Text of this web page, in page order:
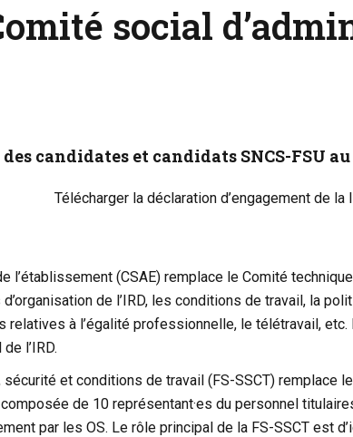
social
candidates et candidats SNCS-FSU au
Télécharger la déclaration d’engagement de
l’établissement (CSAE) remplace le Comité
de l’IRD, les conditions de travail, la
relatives à l’égalité professionnelle, le télétravail,
l’IRD.
et conditions de travail (FS-SSCT) remplace
de 10 représentant·es du personnel
par les OS. Le rôle principal de la FS-SSCT